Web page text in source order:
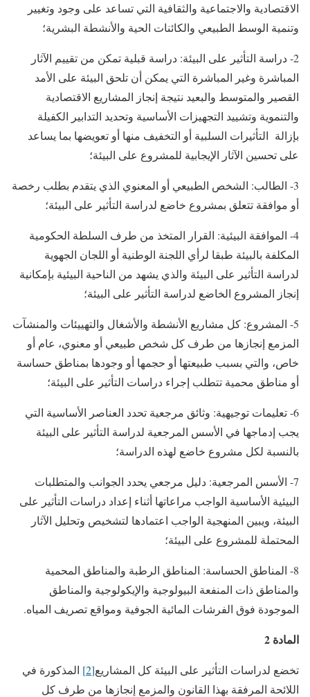
الاقتصادية والاجتماعية والثقافية التي تساعد على وجود وتغيير
وتنمية الوسط الطبيعي والكائنات الحية والأنشطة البشرية؛
2- دراسة التأثير على البيئة: دراسة قبلية تمكن من تقييم الآثار
المباشرة وغير المباشرة التي يمكن أن تلحق البيئة على الأمد
القصير والمتوسط والبعيد نتيجة إنجاز المشاريع الاقتصادية
والتنموية وتشييد التجهيزات الأساسية وتحديد التدابير الكفيلة
بإزالة التأثيرات السلبية أو التخفيف منها أو تعويضها بما يساعد
على تحسين الآثار الإيجابية للمشروع على البيئة؛
3- الطالب: الشخص الطبيعي أو المعنوي الذي يتقدم بطلب رخصة
أو موافقة تتعلق بمشروع خاضع لدراسة التأثير على البيئة؛
4- الموافقة البيئية: القرار المتخذ من طرف السلطة الحكومية
المكلفة بالبيئة طبقا لرأي اللجنة الوطنية أو اللجان الجهوية
لدراسة التأثير على البيئة والذي يشهد من الناحية البيئية بإمكانية
إنجاز المشروع الخاضع لدراسة التأثير على البيئة؛
5- المشروع: كل مشاريع الأنشطة والأشغال والتهييئات والمنشآت
المزمع إنجازها من طرف كل شخص طبيعي أو معنوي، عام أو
خاص، والتي بسبب طبيعتها أو حجمها أو وجودها بمناطق حساسة
أو مناطق محمية تتطلب إجراء دراسات التأثير على البيئة؛
6- تعليمات توجيهية: وثائق مرجعية تحدد العناصر الأساسية التي
يجب إدماجها في الأسس المرجعية لدراسة التأثير على البيئة
بالنسبة لكل مشروع خاضع لهذه الدراسة؛
7- الأسس المرجعية: دليل مرجعي يحدد الجوانب والمتطلبات
البيئية الأساسية الواجب مراعاتها أثناء إعداد دراسات التأثير على
البيئة، ويبين المنهجية الواجب اعتمادها لتشخيص وتحليل الآثار
المحتملة للمشروع على البيئة؛
8- المناطق الحساسة: المناطق الرطبة والمناطق المحمية
والمناطق ذات المنفعة البيولوجية والإيكولوجية والمناطق
الموجودة فوق الفرشات المائية الجوفية ومواقع تصريف المياه.
المادة 2
تخضع لدراسات التأثير على البيئة كل المشاريع[2]
المذكورة في
اللائحة المرفقة بهذا القانون والمزمع إنجازها من طرف كل